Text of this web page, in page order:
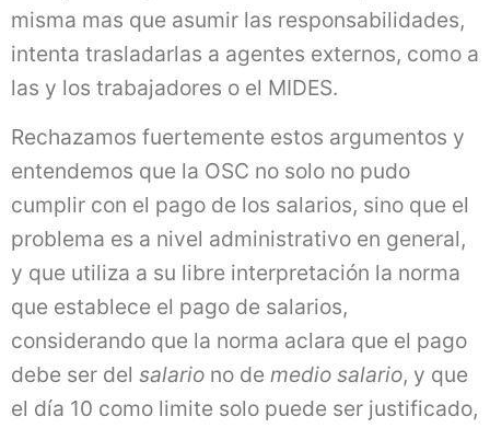
misma mas que asumir las responsabilidades,
intenta trasladarlas a agentes externos, como a
las y los trabajadores o el MIDES.
Rechazamos fuertemente estos argumentos y
entendemos que la OSC no solo no pudo
cumplir con el pago de los salarios, sino que el
problema es a nivel administrativo en general,
y que utiliza a su libre interpretación la norma
que establece el pago de salarios,
considerando que la norma aclara que el pago
debe ser del salario no de medio salario, y que
el día 10 como limite solo puede ser justificado,